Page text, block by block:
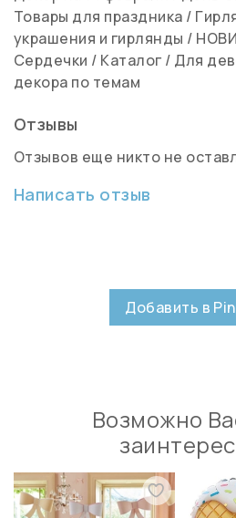
Товары для праздника /
украшения и гирлянды /
Сердечки / Каталог / Для
декора по темам
Отзывы
Отзывов еще никто не
Написать отзыв
Добавить в
Возможно